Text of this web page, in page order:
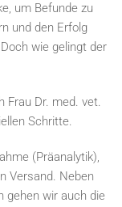
um Befunde zu
und den Erfolg
wie gelingt der
Frau Dr. med. vet.
Schritte.
(Präanalytik),
Versand. Neben
gehen wir auch die